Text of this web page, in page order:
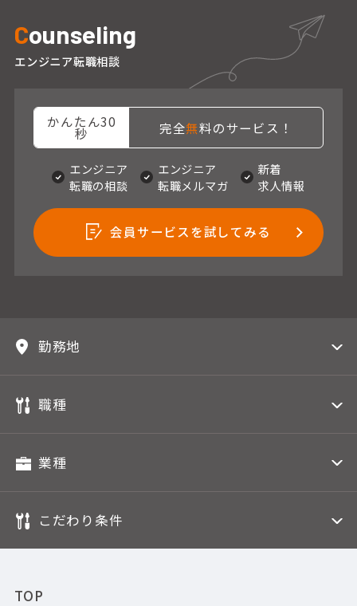
Counseling
エンジニア転職相談
かんたん30
秒 完全無料のサービス！
エンジニア
転職の相談
エンジニア
転職メルマガ
新着
求人情報
会員サービスを試してみる
勤務地
職種
業種
こだわり条件
TOP